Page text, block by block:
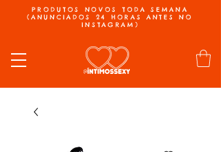
PRODUTOS NOVOS TODA SEMANA
(ANUNCIADOS 24 HORAS ANTES NO
INSTAGRAM)